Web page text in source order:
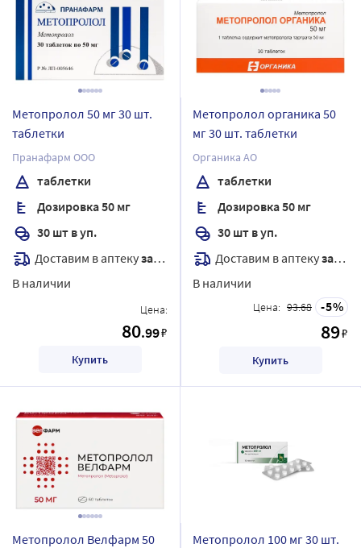
Метопролол 50 мг 30 шт.
таблетки
Пранафарм ООО
таблетки
Дозировка 50 мг
30 шт в уп.
Доставим в аптекузавтра
В наличии
Цена:
80.99₽
Купить
Метопролол органика 50
мг 30 шт. таблетки
Органика АО
таблетки
Дозировка 50 мг
30 шт в уп.
Доставим в аптекузавтра
В наличии
Цена: 93.68 5
89₽
Купить
Метопролол Велфарм 50
Метопролол 100 мг 30 шт.